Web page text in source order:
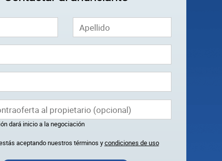
dará inicio a la negociación
aceptando nuestros términos ycondiciones de uso